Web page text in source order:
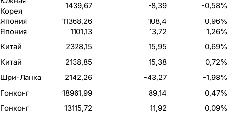
Корея
1439,67 -8,39
-0,58%
Япония 11368,26 108,4
0,96%
Япония 1101,13 13,72
1,26%
Китай 2328,15 15,95
0,69%
Китай 2138,85 15,38
0,72%
Шри-Ланка 2142,26 -43,27
-1,98%
Гонконг 18961,99 89,14
0,47%
Гонконг 13115,72 11,92
0,09%